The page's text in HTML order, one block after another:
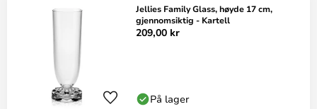
Jellies Family Glass, høyde 17 cm,
gjennomsiktig - Kartell
209,00 kr
På lager